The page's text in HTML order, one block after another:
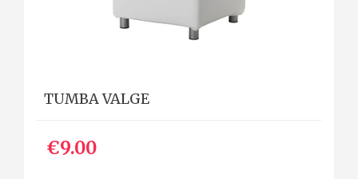
TUMBA VALGE
€9.00